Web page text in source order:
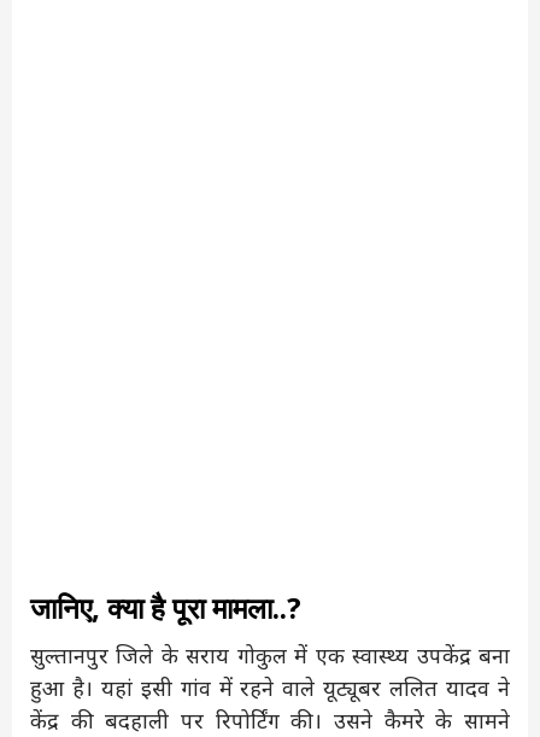
जानिए, क्या है पूरा मामला..?
सुल्तानपुर जिले के सराय गोकुल में एक स्वास्थ्य उपकेंद्र बना
हुआ है। यहां इसी गांव में रहने वाले यूट्यूबर ललित यादव ने
केंद्र की बदहाली पर रिपोर्टिंग की। उसने कैमरे के सामने